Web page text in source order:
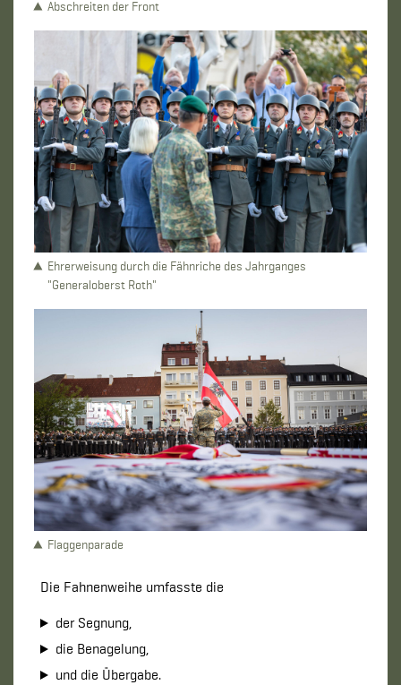
Abschreiten der Front
Ehrerweisung durch die Fähnriche des Jahrganges
"Generaloberst Roth"
Flaggenparade
Die Fahnenweihe umfasste die
der Segnung,
die Benagelung,
und die Übergabe.